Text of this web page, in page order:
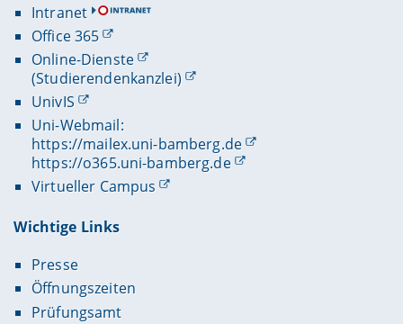
Intranet
Office 365
Online-Dienste
(Studierendenkanzlei)
UnivIS
Uni-Webmail:
https://mailex.uni-bamberg.de
https://o365.uni-bamberg.de
Virtueller Campus
Wichtige Links
Presse
Öffnungszeiten
Prüfungsamt